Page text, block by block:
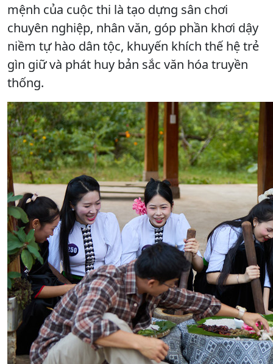
mệnh của cuộc thi là tạo dựng sân chơi
chuyên nghiệp, nhân văn, góp phần khơi dậy
niềm tự hào dân tộc, khuyến khích thế hệ trẻ
gìn giữ và phát huy bản sắc văn hóa truyền
thống.